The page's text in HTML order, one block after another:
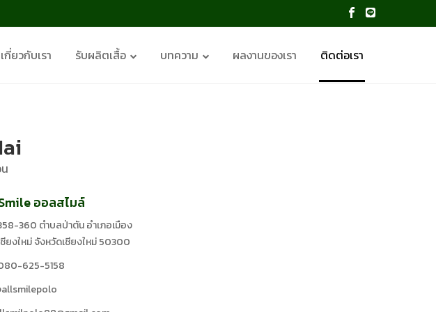
เกี่ยวกับเรา รับผลิตเสื้อ บทความ ผลงานของเรา ติดต่อเรา
ออลสไมล์
360 ตำบลป่าตัน อำเภอเมือง
ชียงใหม่ จังหวัดเชียงใหม่ 50300
625-5158